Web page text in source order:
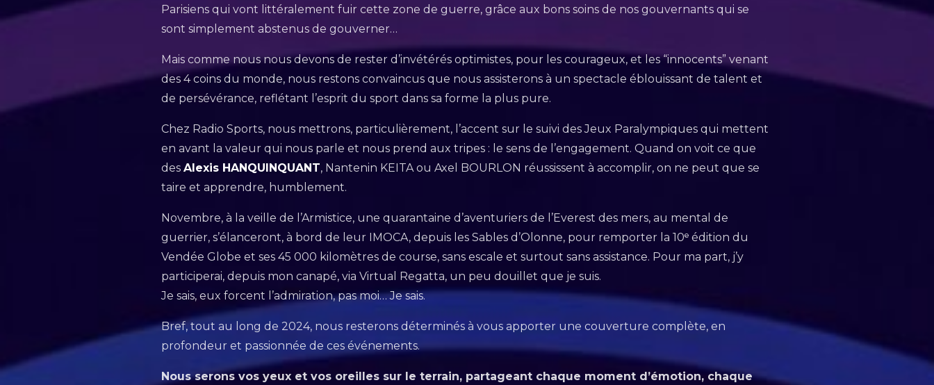
Parisiens qui vont littéralement fuir cette zone de guerre, grâce aux bons soins de nos gouvernants qui se
sont simplement abstenus de gouverner…
Mais comme nous nous devons de rester d’invétérés optimistes, pour les courageux, et les “innocents” venant
des 4 coins du monde, nous restons convaincus que nous assisterons à un spectacle éblouissant de talent et
de persévérance, reflétant l’esprit du sport dans sa forme la plus pure.
Chez Radio Sports, nous mettrons, particulièrement, l’accent sur le suivi des Jeux Paralympiques qui mettent
en avant la valeur qui nous parle et nous prend aux tripes : le sens de l’engagement. Quand on voit ce que
des Alexis HANQUINQUANT, Nantenin KEITA ou Axel BOURLON réussissent à accomplir, on ne peut que se
taire et apprendre, humblement.
Novembre, à la veille de l’Armistice, une quarantaine d’aventuriers de l’Everest des mers, au mental de
guerrier, s’élanceront, à bord de leur IMOCA, depuis les Sables d’Olonne, pour remporter la 10ᵉ édition du
Vendée Globe et ses 45 000 kilomètres de course, sans escale et surtout sans assistance. Pour ma part, j’y
participerai, depuis mon canapé, via Virtual Regatta, un peu douillet que je suis.
Je sais, eux forcent l’admiration, pas moi… Je sais.
Bref, tout au long de 2024, nous resterons déterminés à vous apporter une couverture complète, en
profondeur et passionnée de ces événements.
Nous serons vos yeux et vos oreilles sur le terrain, partageant chaque moment d’émotion, chaque